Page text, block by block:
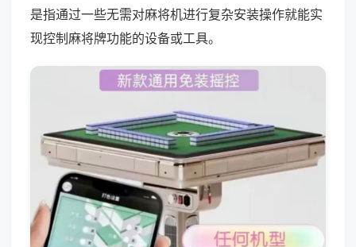
是指通过一些无需对麻将机进行复杂安装操作就能实
现控制麻将牌功能的设备或工具。